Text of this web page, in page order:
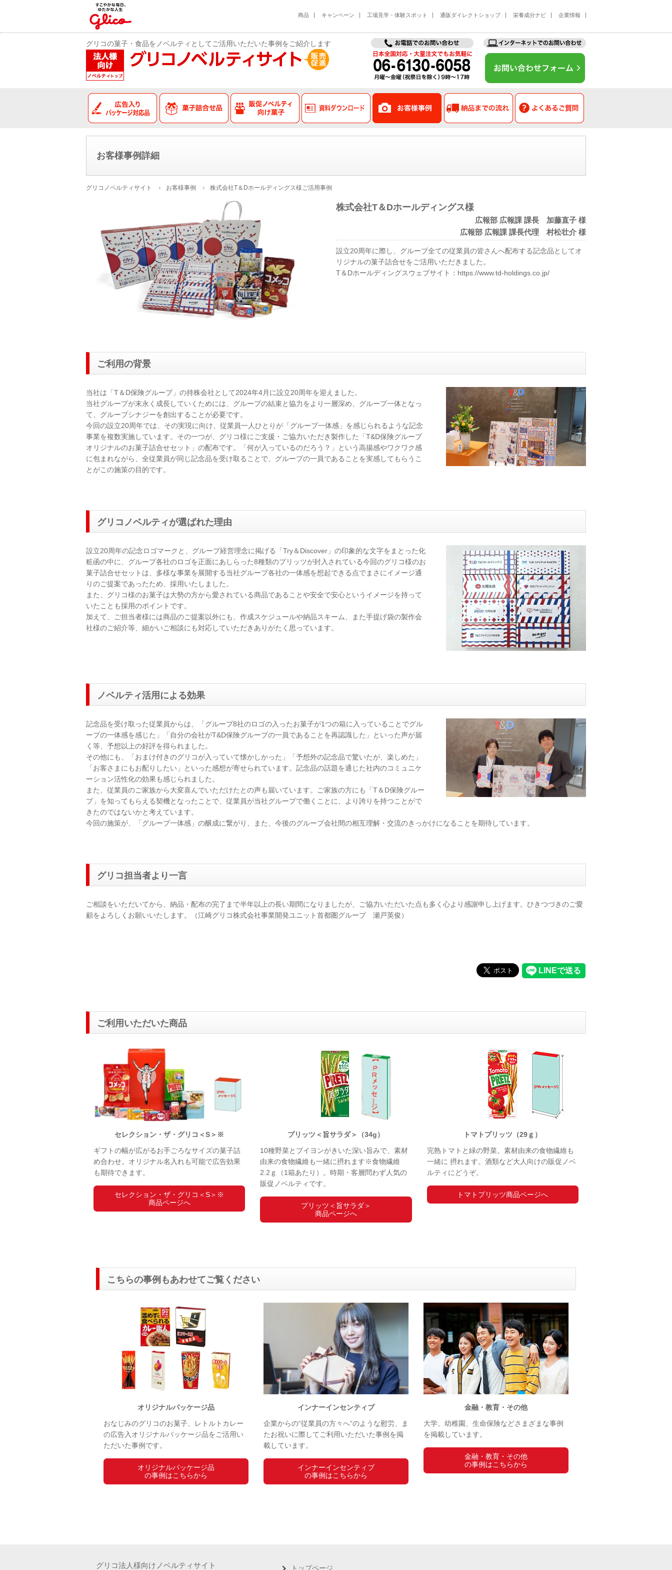
商品 キャンペーン 工場見学・体験スポット 通販ダイレクトショップ 栄養成分ナビ 企業情報
グリコの菓子・食品をノベルティとしてご活用いただいた事例をご紹介します
広告入りパッケージ対応品菓子詰合せ品 販促ノベルティ向け菓子 お客様事例 納品までの流れ よくあるご質問
お客様事例詳細
グリコノベルティサイト お客様事例 株式会社T＆Dホールディングス様ご活用事例
株式会社T＆Dホールディングス様
広報部 広報課 課長 加藤直子 様
広報部 広報課 課長代理 村松壮介 様
設立20周年に際し、グループ全ての従業員の皆さんへ配布する記念品としてオ
リジナルの菓子詰合せをご活用いただきました。
T＆Dホールディングスウェブサイト： https://www.td-holdings.co.jp/
ご利用の背景
当社は「T＆D保険グループ」の持株会社として2024年4月に設立20周年を迎えました。
当社グループが末永く成長していくためには、グループの結束と協力をより一層深め、グループ一体となっ
て、グループシナジーを創出することが必要です。
今回の設立20周年では、その実現に向け、従業員一人ひとりが「グループ一体感」を感じられるような記念
事業を複数実施しています。その一つが、グリコ様にご支援・ご協力いただき製作した「T&D保険グループ
オリジナルのお菓子詰合せセット」の配布です。「何が入っているのだろう？」という高揚感やワクワク感
に包まれながら、全従業員が同じ記念品を受け取ることで、グループの一員であることを実感してもらうこ
とがこの施策の目的です。
グリコノベルティが選ばれた理由
設立20周年の記念ロゴマークと、グループ経営理念に掲げる「Try＆Discover」の印象的な文字をまとった化
粧函の中に、グループ各社のロゴを正面にあしらった8種類のプリッツが封入されている今回のグリコ様のお
菓子詰合せセットは、多様な事業を展開する当社グループ各社の一体感を想起できる点でまさにイメージ通
りのご提案であったため、採用いたしました。
また、グリコ様のお菓子は大勢の方から愛されている商品であることや安全で安心というイメージを持って
いたことも採用のポイントです。
加えて、ご担当者様には商品のご提案以外にも、作成スケジュールや納品スキーム、また手提げ袋の製作会
社様のご紹介等、細かいご相談にも対応していただきありがたく思っています。
ノベルティ活用による効果
記念品を受け取った従業員からは、「グループ8社のロゴの入ったお菓子が1つの箱に入っていることでグル
ープの一体感を感じた」「自分の会社がT&D保険グループの一員であることを再認識した」といった声が届
く等、予想以上の好評を得られました。
その他にも、「おまけ付きのグリコが入っていて懐かしかった」「予想外の記念品で驚いたが、楽しめた」
「お客さまにもお配りしたい」といった感想が寄せられています。記念品の話題を通じた社内のコミュニケ
ーション活性化の効果も感じられました。
また、従業員のご家族から大変喜んでいただけたとの声も届いています。ご家族の方にも「T＆D保険グルー
プ」を知ってもらえる契機となったことで、従業員が当社グループで働くことに、より誇りを持つことがで
きたのではないかと考えています。
今回の施策が、「グループ一体感」の醸成に繋がり、また、今後のグループ会社間の相互理解・交流のきっかけになることを期待しています。
グリコ担当者より一言
ご相談をいただいてから、納品・配布の完了まで半年以上の長い期間になりましたが、ご協力いただいた点も多く心より感謝申し上げます。ひきつづきのご愛
顧をよろしくお願いいたします。（江崎グリコ株式会社事業開発ユニット首都圏グループ 瀬戸英俊）
ご利用いただいた商品
セレクション・ザ・グリコ＜S＞※
ギフトの幅が広がるお手ごろなサイズの菓子詰
め合わせ。オリジナル名入れも可能で広告効果
も期待できます。
セレクション・ザ・グリコ＜S＞※
商品ページへ
プリッツ＜旨サラダ＞（34g）
10種野菜とブイヨンがきいた深い旨みで、素材
由来の食物繊維も一緒に摂れます※食物繊維
2.2ｇ（1箱あたり）。時期・客層問わず人気の
販促ノベルティです。
プリッツ＜旨サラダ＞
商品ページへ
トマトプリッツ（29ｇ）
完熟トマトと緑の野菜。素材由来の食物繊維も
一緒に 摂れます。酒類など大人向けの販促ノベ
ルティにどうぞ。
トマトプリッツ商品ページへ
こちらの事例もあわせてご覧ください
オリジナルパッケージ品
おなじみのグリコのお菓子、レトルトカレー
の広告入オリジナルパッケージ品をご活用い
ただいた事例です。
オリジナルパッケージ品
の事例はこちらから
インナーインセンティブ
企業からの“従業員の方々へ“のような慰労、ま
たお祝いに際してご利用いただいた事例を掲
載しています。
インナーインセンティブ
の事例はこちらから
金融・教育・その他
大学、幼稚園、生命保険などさまざまな事例
を掲載しています。
金融・教育・その他
の事例はこちらから
グリコ法人様向けノベルティサイト トップページ